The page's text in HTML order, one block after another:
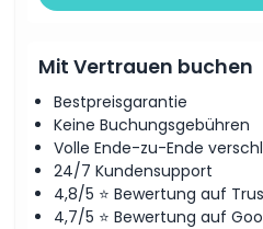
Mit Vertrauen buchen
Bestpreisgarantie
Keine Buchungsgebühren
Volle Ende-zu-Ende
24/7 Kundensupport
4,8/5 ⭐ Bewertung auf
4,7/5 ⭐ Bewertung auf